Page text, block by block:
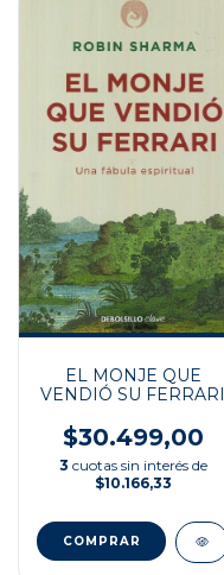
EL MONJE QUE
VENDIÓ SU FERRARI
$30.499,00
3 cuotas sin interés de
$10.166,33